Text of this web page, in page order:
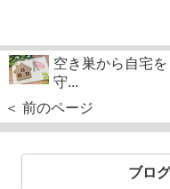
空き巣から自宅を
守...
＜ 前のページ
ブロ